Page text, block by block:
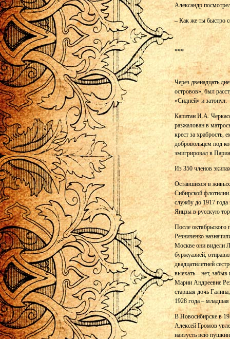
Александр
– Как же ты быстро
***
Через двенадцать
островов», был
«Сидней» и затонул.
Капитан И.А.
разжалован в
крест за храбрость,
добровольцем под
эмигрировал в
Из 350 членов
Оставшихся в живых
Сибирской
службу до 1917 года
Янцзы в русскую
После октябрьского
Резниченко
Москве они видели
буржуазией,
двадцатилетней
выехать – нет,
Марии Андреевне
старшая дочь
1928 года –
В Новосибирске в
Алексей Громов
наизусть всю